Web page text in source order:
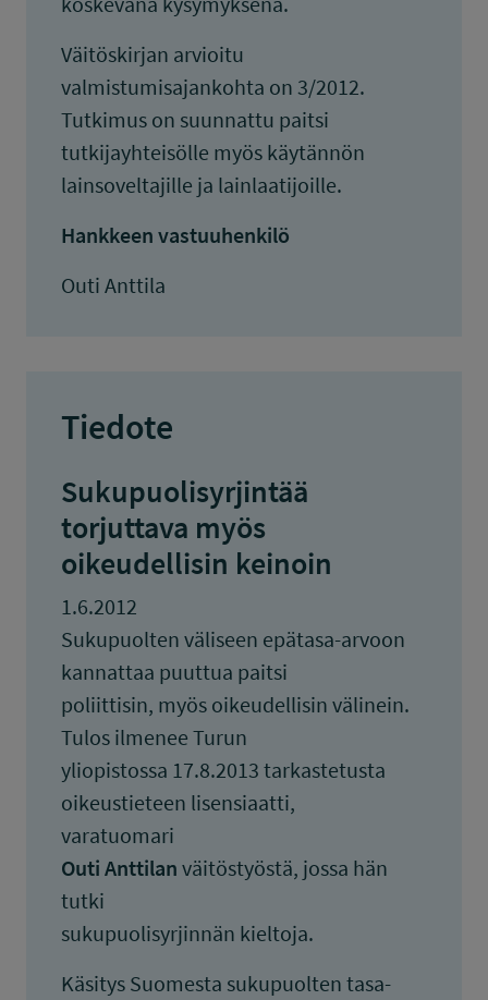
Väitöskirjan arvioitu
valmistumisajankohta on 3/2012.
Tutkimus on suunnattu paitsi
tutkijayhteisölle myös käytännön
lainsoveltajille ja lainlaatijoille.
Hankkeen vastuuhenkilö
Outi Anttila
Tiedote
Sukupuolisyrjintää
torjuttava myös
oikeudellisin keinoin
1.6.2012
Sukupuolten väliseen epätasa-arvoon
kannattaa puuttua paitsi
poliittisin, myös oikeudellisin välinein.
Tulos ilmenee Turun
yliopistossa 17.8.2013 tarkastetusta
oikeustieteen lisensiaatti,
varatuomari
Outi Anttilan väitöstyöstä, jossa hän
tutki
sukupuolisyrjinnän kieltoja.
Käsitys Suomesta sukupuolten tasa-